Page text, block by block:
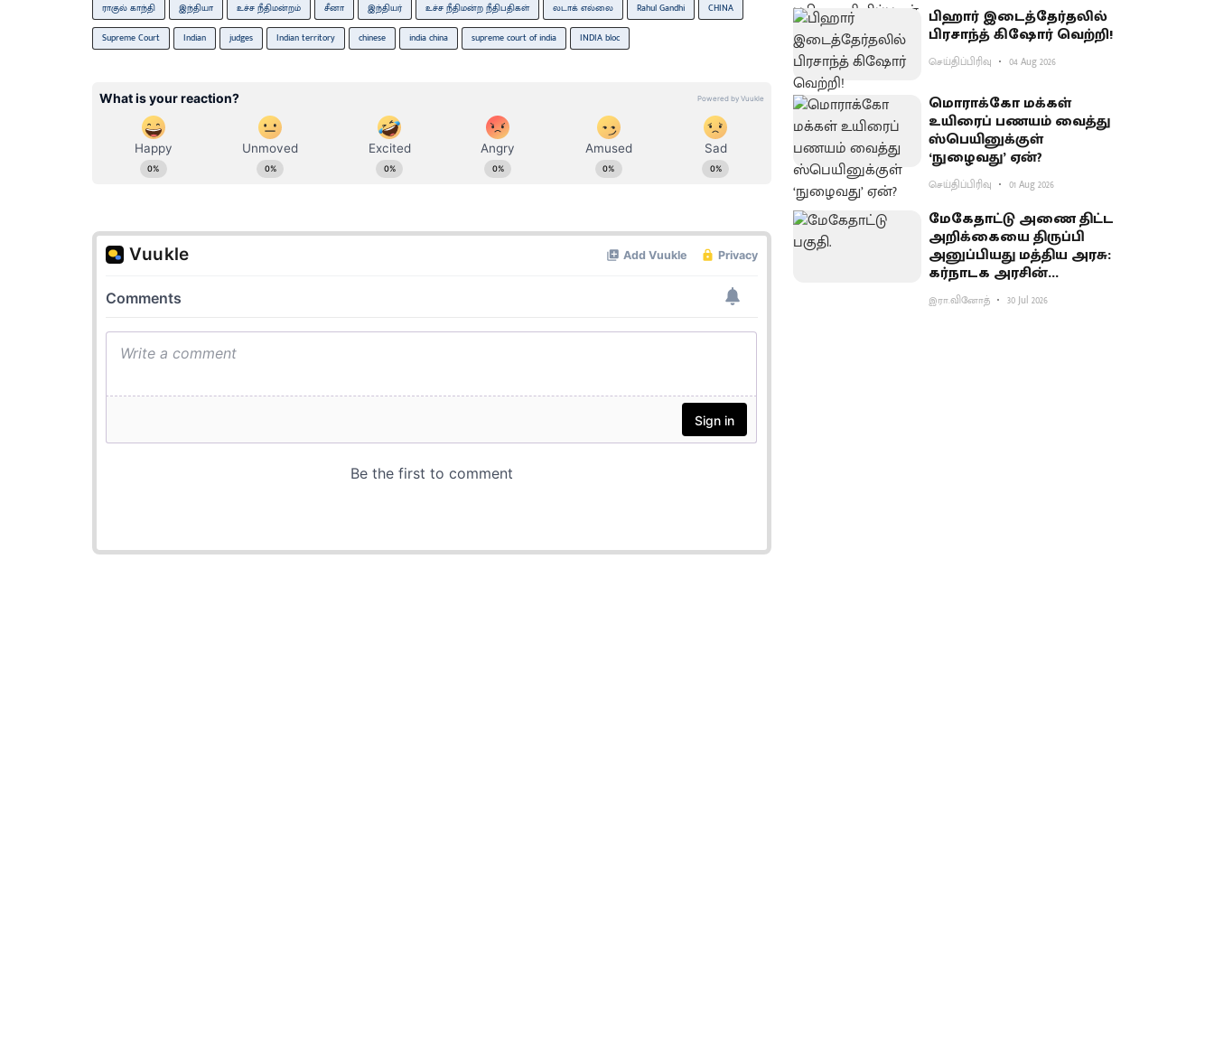
ராகுல் காந்தி இந்தியா உச்ச நீதிமன்றம் சீனா இந்தியர் உச்ச நீதிமன்ற நீதிபதிகள் லடாக் எல்லை Rahul Gandhi CHINA
Supreme Court Indian judges Indian territory chinese india china supreme court of india INDIA bloc
பிஹார் இடைத்தேர்தலில்
பிரசாந்த் கிஷோர் வெற்றி!
செய்திப்பிரிவு 04 Aug 2026
மொராக்கோ மக்கள்
உயிரைப் பணயம் வைத்து
ஸ்பெயினுக்குள்
‘நுழைவது’ ஏன்?
செய்திப்பிரிவு 01 Aug 2026
மேகேதாட்டு அணை திட்ட
அறிக்கையை திருப்பி
அனுப்பியது மத்திய அரசு:
கர்நாடக அரசின்
முயற்சிக்குப் பின்னடைவு
இரா.வினோத் 30 Jul 2026